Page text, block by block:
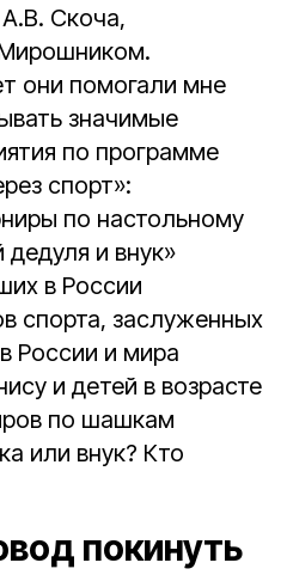
Скоча,
они помогали мне
значимые
по программе
спорт»:
по настольному
дедуля и внук»
в России
спорта, заслуженных
России и мира
и детей в возрасте
по шашкам
или внук? Кто
покинуть